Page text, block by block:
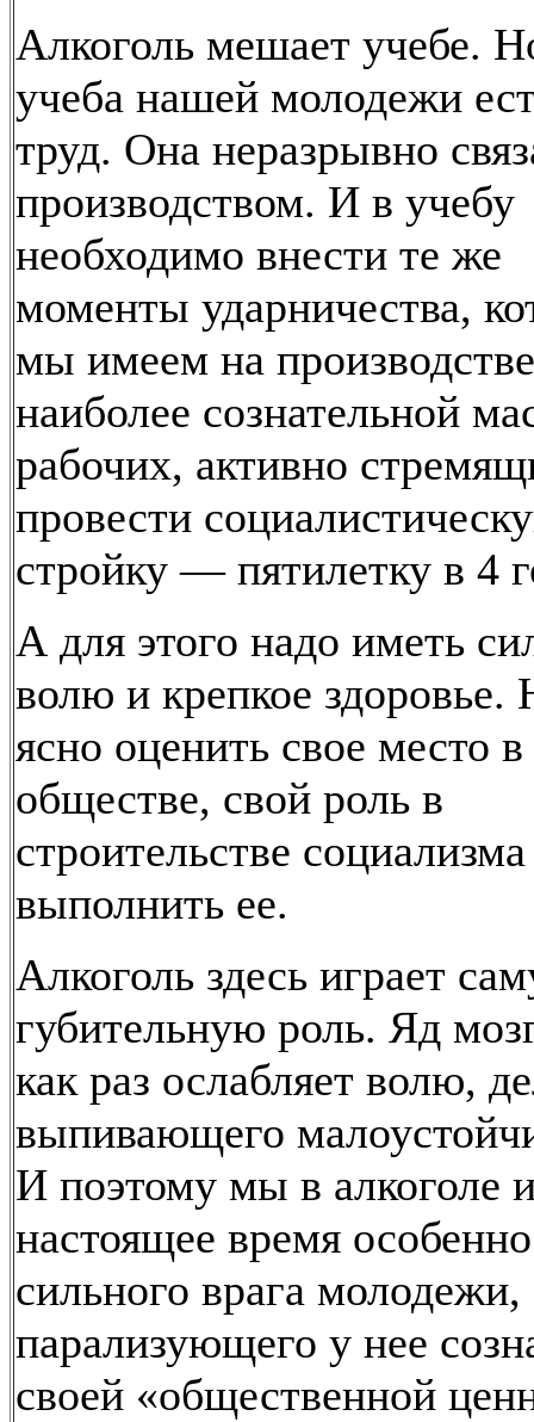
Алкоголь мешает учебе.
учеба нашей молодежи
труд. Она неразрывно
производством. И в учебу
необходимо внести те же
моменты ударничества,
мы имеем на
наиболее сознательной
рабочих, активно
провести
стройку — пятилетку в 4
А для этого надо иметь
волю и крепкое здоровье.
ясно оценить свое место в
обществе, свой роль в
строительстве
выполнить ее.
Алкоголь здесь играет
губительную роль. Яд
как раз ослабляет волю,
выпивающего
И поэтому мы в алкоголе
настоящее время особенно
сильного врага молодежи,
парализующего у нее
своей «общественной